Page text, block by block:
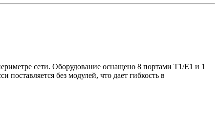
сети. Оборудование оснащено 8 портами T1/E1 и 1
без модулей, что дает гибкость в